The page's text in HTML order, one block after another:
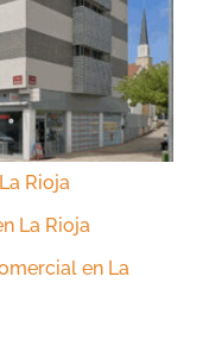
Rioja
La Rioja
en La